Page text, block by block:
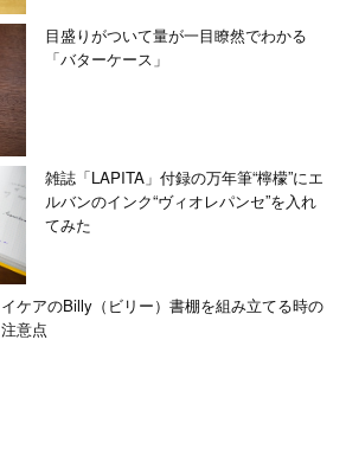
目盛りがついて量が一目瞭然でわかる
「バターケース」
雑誌「LAPITA」付録の万年筆“檸檬”にエ
ルバンのインク“ヴィオレパンセ”を入れ
てみた
イケアのBilly（ビリー）書棚を組み立てる時の
注意点